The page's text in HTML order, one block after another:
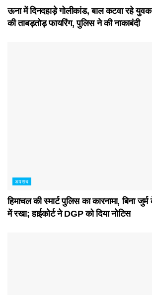
ऊना में दिनदहाड़े गोलीकांड, बाल कटवा रहे
की ताबड़तोड़ फायरिंग, पुलिस ने की नाकाबंदी
अपराध
हिमाचल की स्मार्ट पुलिस का कारनामा, बिना
में रखा; हाईकोर्ट ने DGP को दिया नोटिस